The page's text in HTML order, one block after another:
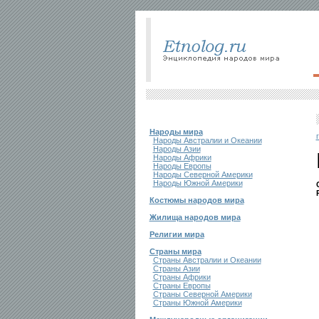
Народы мира
Народы Австралии и Океании
Народы Азии
Народы Африки
Народы Европы
Народы Северной Америки
Народы Южной Америки
Костюмы народов мира
Жилища народов мира
Религии мира
Страны мира
Страны Австралии и Океании
Страны Азии
Страны Африки
Страны Европы
Страны Северной Америки
Страны Южной Америки